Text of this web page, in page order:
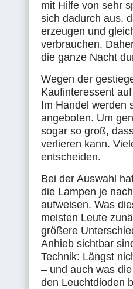
mit Hilfe von sehr
sich dadurch aus,
erzeugen und
verbrauchen.
die ganze Nacht
Wegen der
Kaufinteressent
Im Handel werden
angeboten. Um
sogar so groß,
verlieren kann.
entscheiden.
Bei der Auswahl
die Lampen je
aufweisen. Was
meisten Leute
größere
Anhieb sichtbar
Technik: Längst
– und auch was
den Leuchtdioden